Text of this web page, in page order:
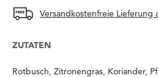
Versandkostenfreie Lieferung
ZUTATEN
Rotbusch, Zitronengras, Koriander,